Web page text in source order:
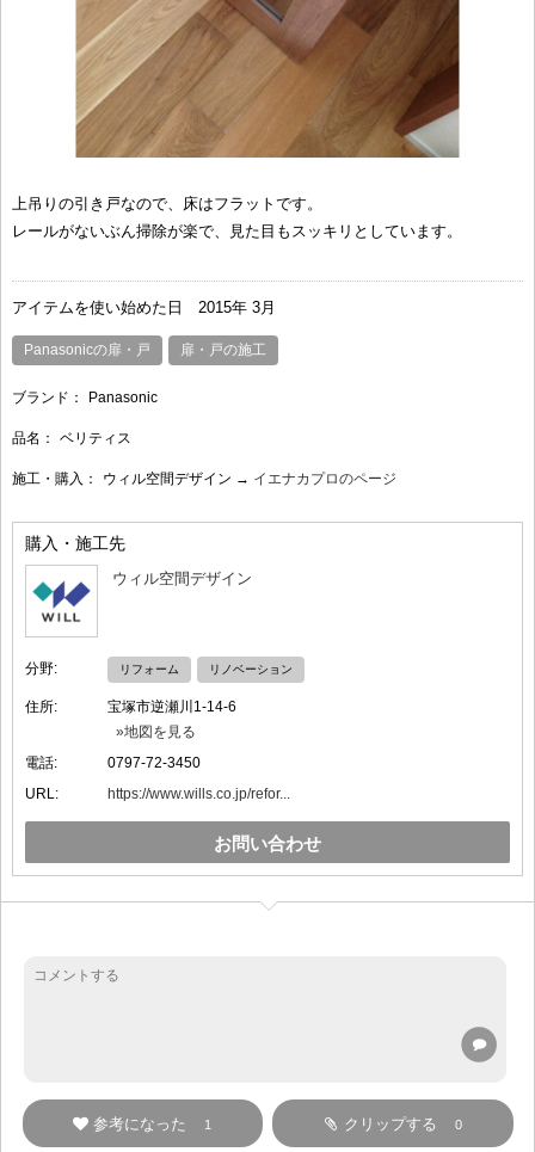
上吊りの引き戸なので、床はフラットです。
レールがないぶん掃除が楽で、見た目もスッキリとしています。
アイテムを使い始めた日 2015年 3月
Panasonicの扉・戸 扉・戸の施工
ブランド： Panasonic
品名： ベリティス
施工・購入： ウィル空間デザイン → イエナカプロのページ
購入・施工先
ウィル空間デザイン
分野: リフォーム リノベーション
住所:
宝塚市逆瀬川1-14-6
»地図を見る
電話:
0797-72-3450
URL:
https://www.wills.co.jp/refor...
お問い合わせ
クリップする 0
参考になった 1